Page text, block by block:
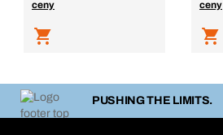
ceny
ceny
PUSHING THE LIMITS.